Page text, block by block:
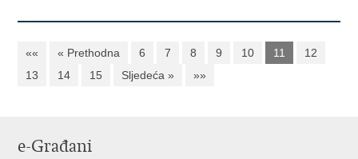
«« « Prethodna 6 7 8 9 10 11
12
13
14 15 Sljedeća » »»
e-Građani